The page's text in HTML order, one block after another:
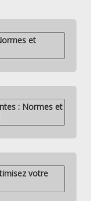
et
: Normes et
votre